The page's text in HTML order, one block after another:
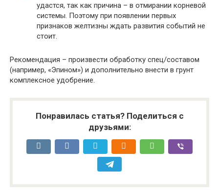
удастся, так как причина – в отмирании корневой
системы. Поэтому при появлении первых
признаков желтизны ждать развития событий не
стоит.
Рекомендация – произвести обработку спец/составом
(например, «Эпином») и дополнительно внести в грунт
комплексное удобрение.
Понравилась статья? Поделиться с
друзьями: